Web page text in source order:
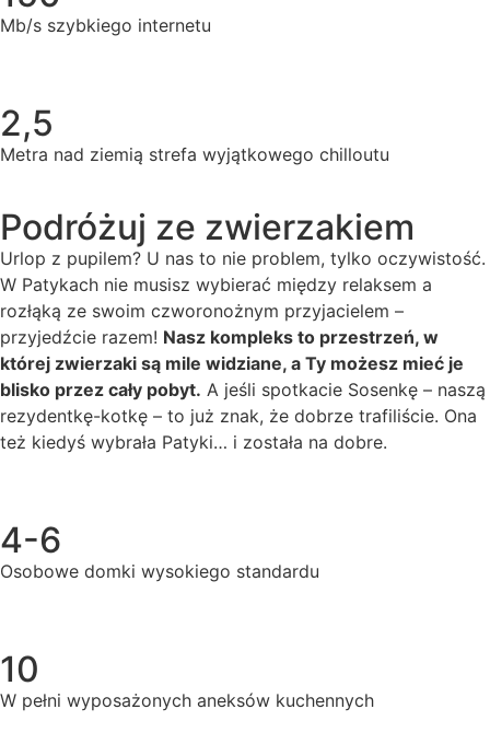
Mb/s szybkiego internetu
2,5
Metra nad ziemią strefa wyjątkowego chilloutu
Podróżuj ze zwierzakiem
Urlop z pupilem? U nas to nie problem, tylko oczywistość.
W Patykach nie musisz wybierać między relaksem a
rozłąką ze swoim czworonożnym przyjacielem –
przyjedźcie razem! Nasz kompleks to przestrzeń, w
której zwierzaki są mile widziane, a Ty możesz mieć je
blisko przez cały pobyt. A jeśli spotkacie Sosenkę – naszą
rezydentkę-kotkę – to już znak, że dobrze trafiliście. Ona
też kiedyś wybrała Patyki… i została na dobre.
4-6
Osobowe domki wysokiego standardu
10
W pełni wyposażonych aneksów kuchennych